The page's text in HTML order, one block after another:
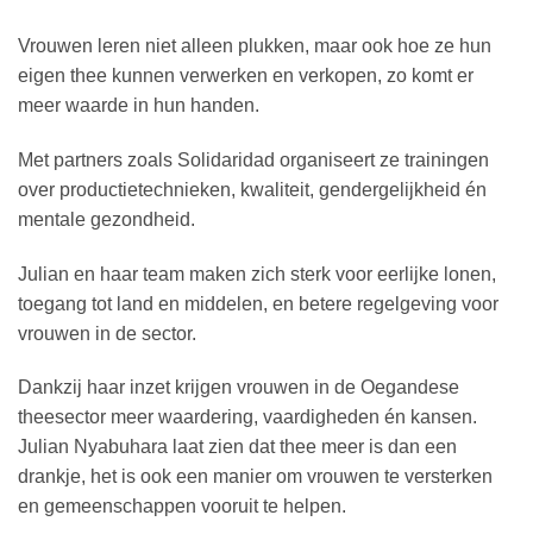
Vrouwen leren niet alleen plukken, maar ook hoe ze hun
eigen thee kunnen verwerken en verkopen, zo komt er
meer waarde in hun handen.
Met partners zoals Solidaridad organiseert ze trainingen
over productietechnieken, kwaliteit, gendergelijkheid én
mentale gezondheid.
Julian en haar team maken zich sterk voor eerlijke lonen,
toegang tot land en middelen, en betere regelgeving voor
vrouwen in de sector.
Dankzij haar inzet krijgen vrouwen in de Oegandese
theesector meer waardering, vaardigheden én kansen.
Julian Nyabuhara laat zien dat thee meer is dan een
drankje, het is ook een manier om vrouwen te versterken
en gemeenschappen vooruit te helpen.